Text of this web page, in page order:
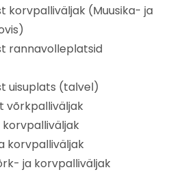
(Muusika- ja
(talvel)
ja korvpalliväljak